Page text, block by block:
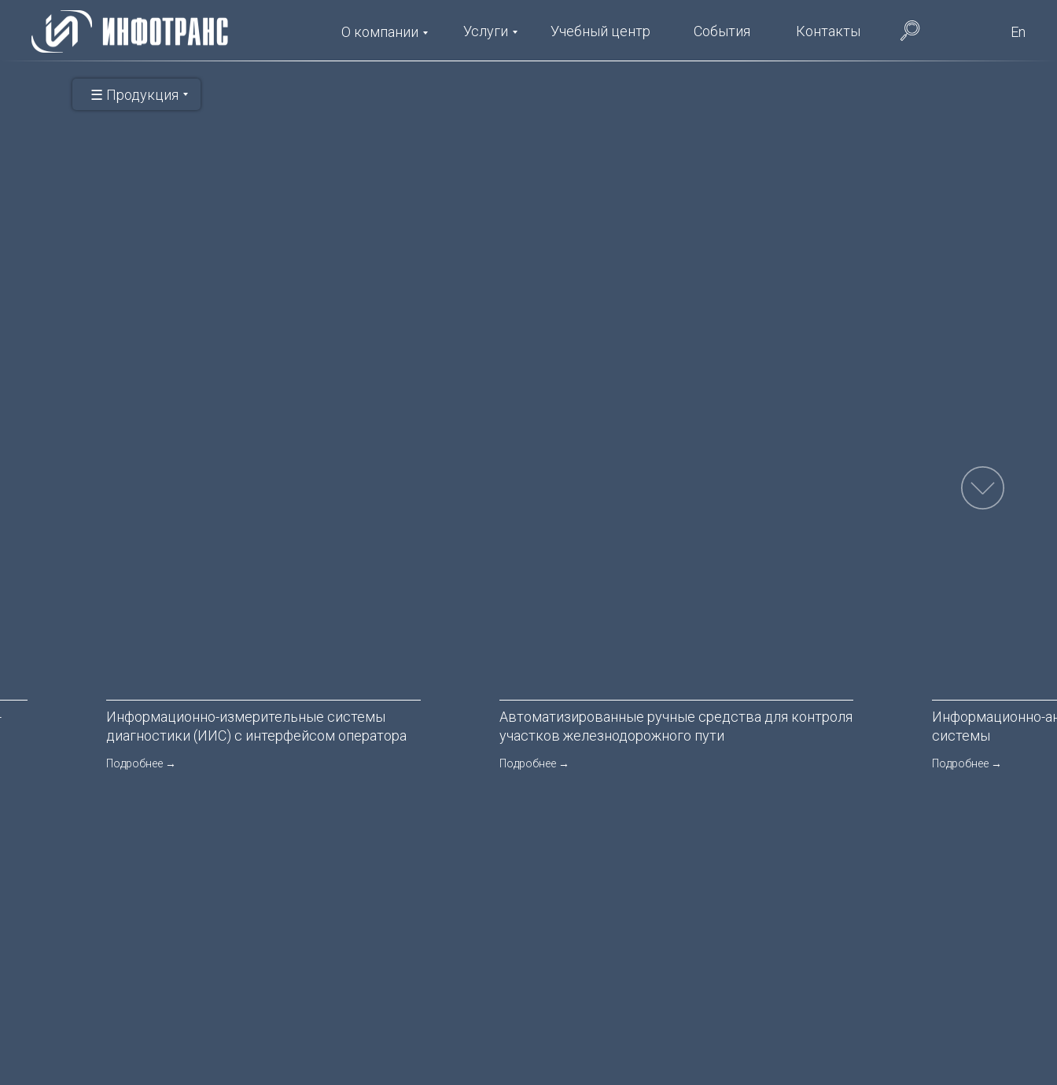
О компании Услуги События En
Учебный центр Контакты
☰ Продукция
Информационно-измерительные системы
диагностики (ИИС) с интерфейсом оператора
Подробнее →
Автоматизированные ручные средства для контроля
участков железнодорожного пути
Подробнее →
Информационно-
системы
Подробнее →